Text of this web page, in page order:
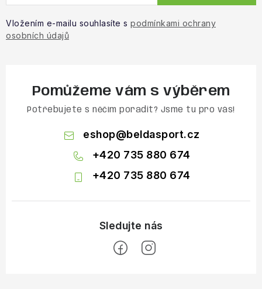
Vložením e-mailu souhlasíte s podmínkami ochrany
osobních údajů
Pomůžeme vám s výběrem
Potřebujete s něčím poradit? Jsme tu pro vás!
eshop@beldasport.cz
+420 735 880 674
+420 735 880 674